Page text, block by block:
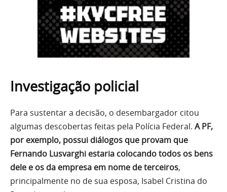
Investigação policial
Para sustentar a decisão, o desembargador citou
algumas descobertas feitas pela Polícia Federal. A PF,
por exemplo, possui diálogos que provam que
Fernando Lusvarghi estaria colocando todos os bens
dele e os da empresa em nome de terceiros,
principalmente no de sua esposa, Isabel Cristina do